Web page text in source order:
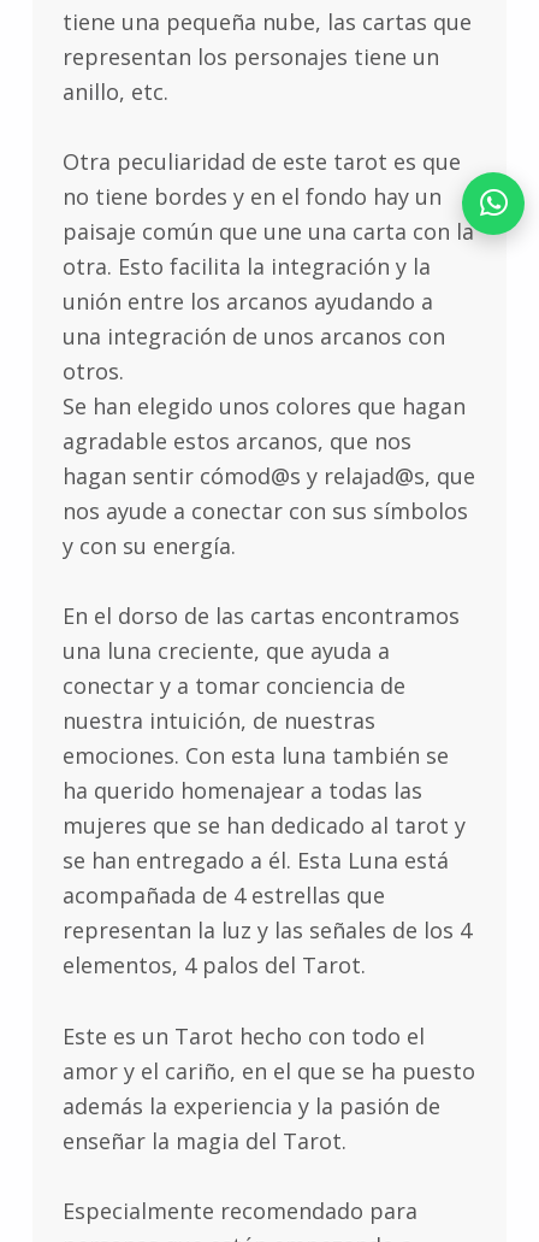
tiene una pequeña nube, las cartas que
representan los personajes tiene un
anillo, etc.
Otra peculiaridad de este tarot es que
no tiene bordes y en el fondo hay un
paisaje común que une una carta con la
otra. Esto facilita la integración y la
unión entre los arcanos ayudando a
una integración de unos arcanos con
otros.
Se han elegido unos colores que hagan
agradable estos arcanos, que nos
hagan sentir cómod@s y relajad@s, que
nos ayude a conectar con sus símbolos
y con su energía.
En el dorso de las cartas encontramos
una luna creciente, que ayuda a
conectar y a tomar conciencia de
nuestra intuición, de nuestras
emociones. Con esta luna también se
ha querido homenajear a todas las
mujeres que se han dedicado al tarot y
se han entregado a él. Esta Luna está
acompañada de 4 estrellas que
representan la luz y las señales de los 4
elementos, 4 palos del Tarot.
Este es un Tarot hecho con todo el
amor y el cariño, en el que se ha puesto
además la experiencia y la pasión de
enseñar la magia del Tarot.
Especialmente recomendado para